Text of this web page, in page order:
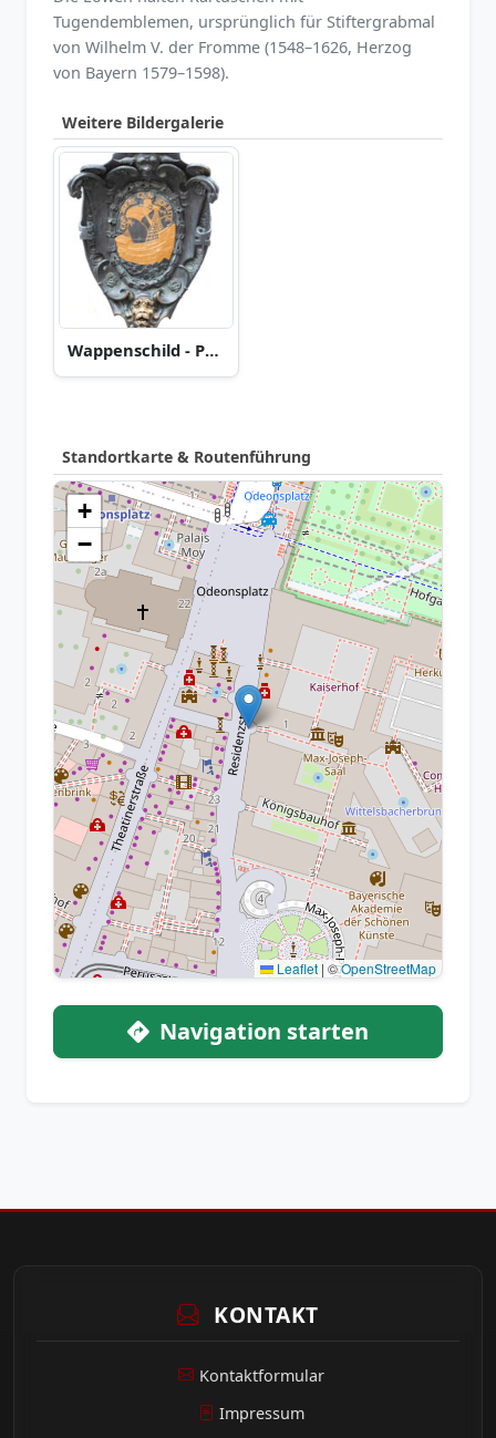
Tugendemblemen, ursprünglich für Stiftergrabmal
von Wilhelm V. der Fromme (1548–1626, Herzog
von Bayern 1579–1598).
Weitere Bildergalerie
Wappenschild - Portallöwe
Standortkarte & Routenführung
+
−
Leaflet | ©OpenStreetMap
Navigation starten
KONTAKT
Kontaktformular
Impressum